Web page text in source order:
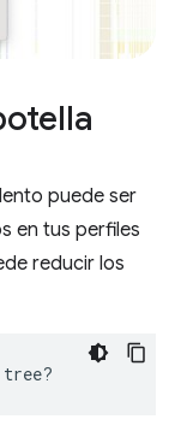
puede ser
en tus perfiles
reducir los